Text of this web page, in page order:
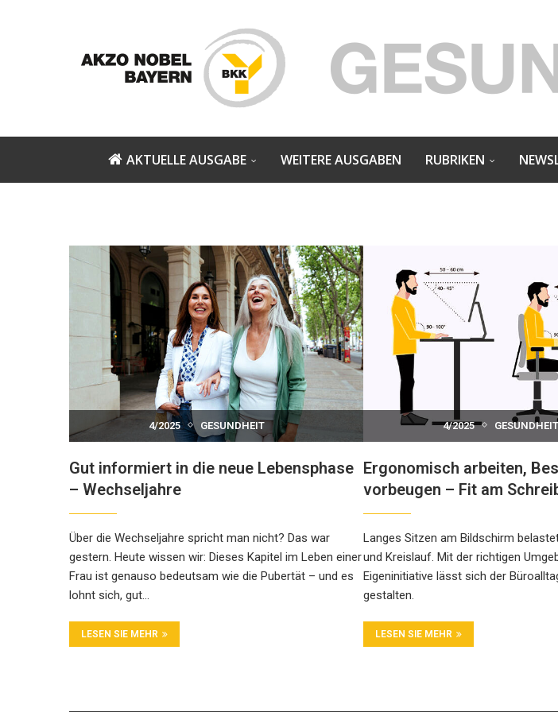
AKTUELLE AUSGABE WEITERE AUSGABEN RUBRIKEN
4/2025 GESUNDHEIT
Gut informiert in die neue Lebensphase
– Wechseljahre
Über die Wechseljahre spricht man nicht? Das war
gestern. Heute wissen wir: Dieses Kapitel im Leben einer
Frau ist genauso bedeutsam wie die Pubertät – und es
lohnt sich, gut...
LESEN SIE MEHR
4/2025 GESUNDHEIT
Ergonomisch arbeiten,
vorbeugen – Fit am
Langes Sitzen am Bildschirm
und Kreislauf. Mit der richtigen
Eigeninitiative lässt sich der
gestalten.
LESEN SIE MEHR